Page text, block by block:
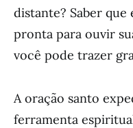
distante? Saber
pronta para ouvir
você pode trazer
A oração santo
ferramenta